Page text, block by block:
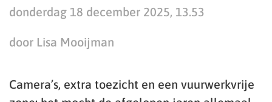
donderdag 18 december 2025, 13.53
door Lisa Mooijman
Camera’s, extra toezicht en een vuurwerkvrije